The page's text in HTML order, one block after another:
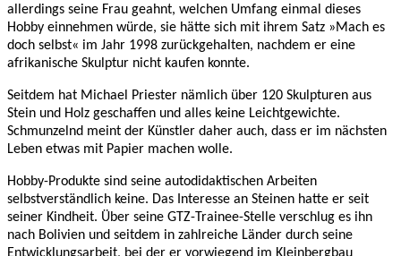
allerdings seine Frau geahnt, welchen Umfang einmal dieses
Hobby einnehmen würde, sie hätte sich mit ihrem Satz »Mach es
doch selbst« im Jahr 1998 zurückgehalten, nachdem er eine
afrikanische Skulptur nicht kaufen konnte.
Seitdem hat Michael Priester nämlich über 120 Skulpturen aus
Stein und Holz geschaffen und alles keine Leichtgewichte.
Schmunzelnd meint der Künstler daher auch, dass er im nächsten
Leben etwas mit Papier machen wolle.
Hobby-Produkte sind seine autodidaktischen Arbeiten
selbstverständlich keine. Das Interesse an Steinen hatte er seit
seiner Kindheit. Über seine GTZ-Trainee-Stelle verschlug es ihn
nach Bolivien und seitdem in zahlreiche Länder durch seine
Entwicklungsarbeit, bei der er vorwiegend im Kleinbergbau